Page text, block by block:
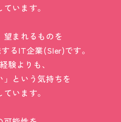
います。
望まれるものを
るIT企業(SIer)です。
験よりも、
」という気持ちを
います。